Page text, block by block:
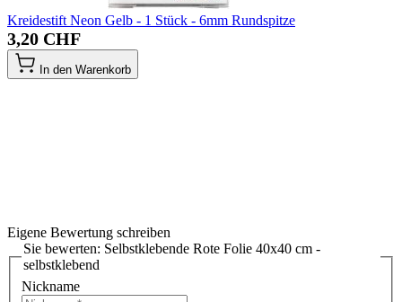
Kreidestift Neon Gelb - 1 Stück - 6mm Rundspitze
3,20 CHF
In den Warenkorb
Eigene Bewertung schreiben
Sie bewerten: Selbstklebende Rote Folie 40x40 cm -
selbstklebend
Nickname